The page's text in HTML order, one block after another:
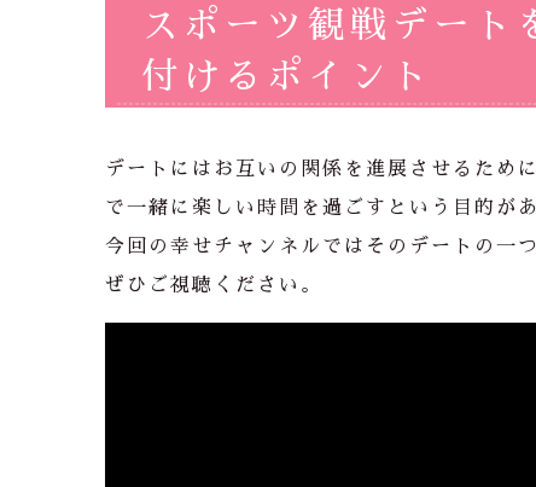
スポーツ観戦デート
付けるポイント
デートにはお互いの関係を進展させるため
で一緒に楽しい時間を過ごすという目的が
今回の幸せチャンネルではそのデートの一
ぜひご視聴ください。